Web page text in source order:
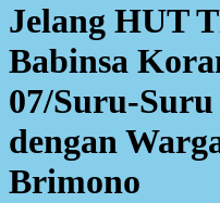
Jelang HUT
Babinsa
07/Suru-
dengan
Brimono